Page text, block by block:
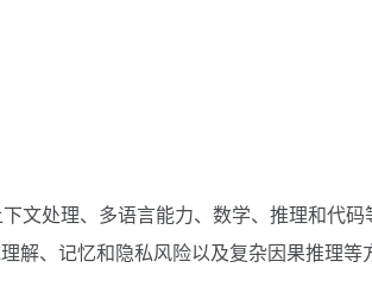
文处理、多语言能力、数学、推理和代码
解、记忆和隐私风险以及复杂因果推理等